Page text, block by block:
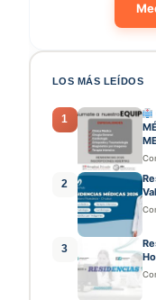
LOS MÁS LEÍDOS
1
2
3